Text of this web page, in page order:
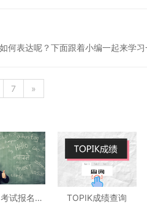
何表达呢？下面跟着小编一起来学
7 »
韩语能力考试报名时间 TOPIK成绩查询